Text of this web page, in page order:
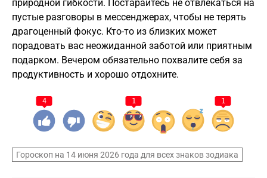
природной гибкости. Постарайтесь не отвлекаться на
пустые разговоры в мессенджерах, чтобы не терять
драгоценный фокус. Кто-то из близких может
порадовать вас неожиданной заботой или приятным
подарком. Вечером обязательно похвалите себя за
продуктивность и хорошо отдохните.
4 1 1
Гороскоп на 14 июня 2026 года для всех знаков зодиака